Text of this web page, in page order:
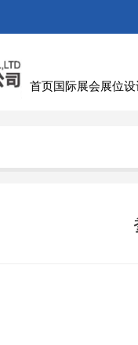
首页国际展会展位